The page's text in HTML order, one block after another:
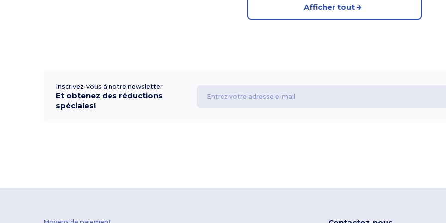
Afficher tout
Inscrivez-vous à notre newsletter
Et obtenez des réductions
spéciales!